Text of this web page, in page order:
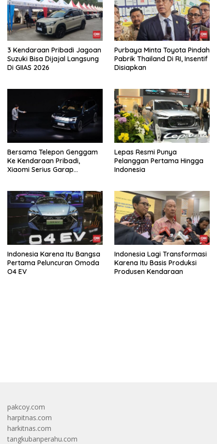
3 Kendaraan Pribadi Jagoan
Suzuki Bisa Dijajal Langsung
Di GIIAS 2026
Purbaya Minta Toyota Pindah
Pabrik Thailand Di RI, Insentif
Disiapkan
Bersama Telepon Genggam
Ke Kendaraan Pribadi,
Xiaomi Serius Garap
Lepas Resmi Punya
Pelanggan Pertama Hingga
Indonesia
Indonesia Karena Itu Bangsa
Pertama Peluncuran Omoda
O4 EV
Indonesia Lagi Transformasi
Karena Itu Basis Produksi
Produsen Kendaraan
pakcoy.com
harpitnas.com
harkitnas.com
tangkubanperahu.com